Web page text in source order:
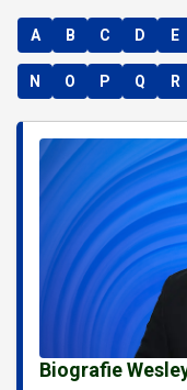
A B C D E
N O P Q R
Biografie